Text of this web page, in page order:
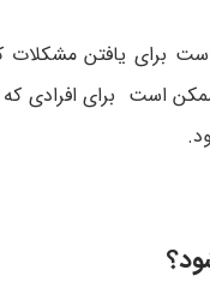
است برای افرادی